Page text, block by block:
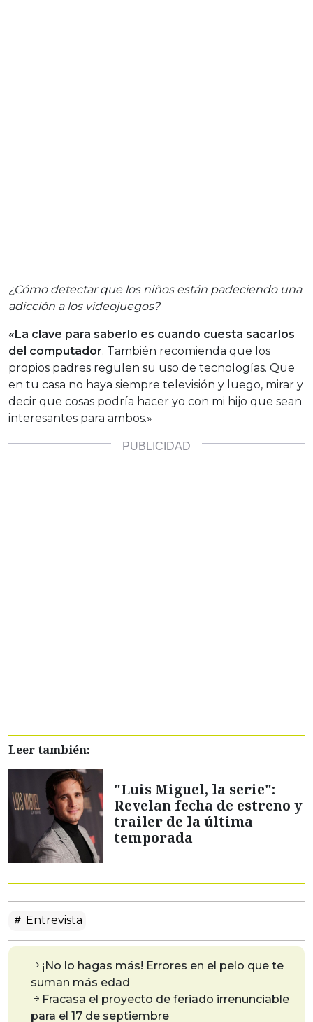
¿Cómo detectar que los niños están padeciendo una
adicción a los videojuegos?
«La clave para saberlo es cuando cuesta sacarlos
del computador. También recomienda que los
propios padres regulen su uso de tecnologías. Que
en tu casa no haya siempre televisión y luego, mirar y
decir que cosas podría hacer yo con mi hijo que sean
interesantes para ambos.»
Leer también:
"Luis Miguel, la serie":
Revelan fecha de estreno y
trailer de la última
temporada
Entrevista
¡No lo hagas más! Errores en el pelo que te
suman más edad
Fracasa el proyecto de feriado irrenunciable
para el 17 de septiembre